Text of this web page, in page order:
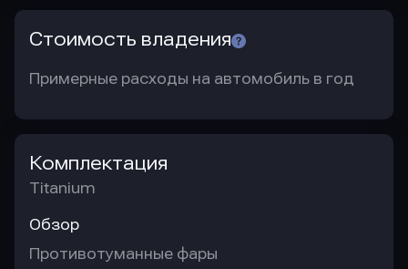
Стоимость владения
Примерные расходы на автомобиль в год
Комплектация
Titanium
Обзор
Противотуманные фары